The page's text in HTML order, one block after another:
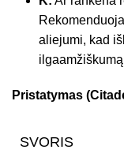
aliejumi, kad
Pristatymas
SVORIS